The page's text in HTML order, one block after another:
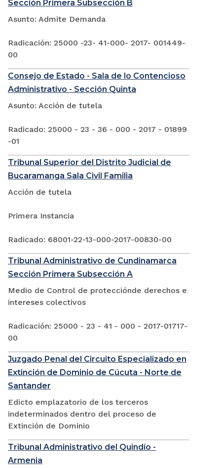
Sección Primera Subsección B
Asunto: Admite Demanda
Radicación: 25000 -23- 41-000- 2017- 001449-
00
Consejo de Estado - Sala de lo Contencioso
Administrativo - Sección Quinta
Asunto: Acción de tutela
Radicado: 25000 - 23 - 36 - 000 - 2017 - 01899
-01
Tribunal Superior del Distrito Judicial de
Bucaramanga Sala Civil Familia
Acción de tutela
Primera Instancia
Radicado: 68001-22-13-000-2017-00830-00
Tribunal Administrativo de Cundinamarca
Sección Primera Subsección A
Medio de Control de protecciónde derechos e
intereses colectivos
Radicación: 25000 - 23 - 41 - 000 - 2017-01717-
00
Juzgado Penal del Circuito Especializado en
Extinción de Dominio de Cúcuta - Norte de
Santander
Edicto emplazatorio de los terceros
indeterminados dentro del proceso de
Extinción de Dominio
Tribunal Administrativo del Quindío -
Armenia